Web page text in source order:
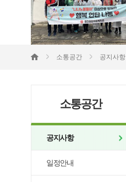
소통공간 공지사항
소통공간
공지사항
일정안내